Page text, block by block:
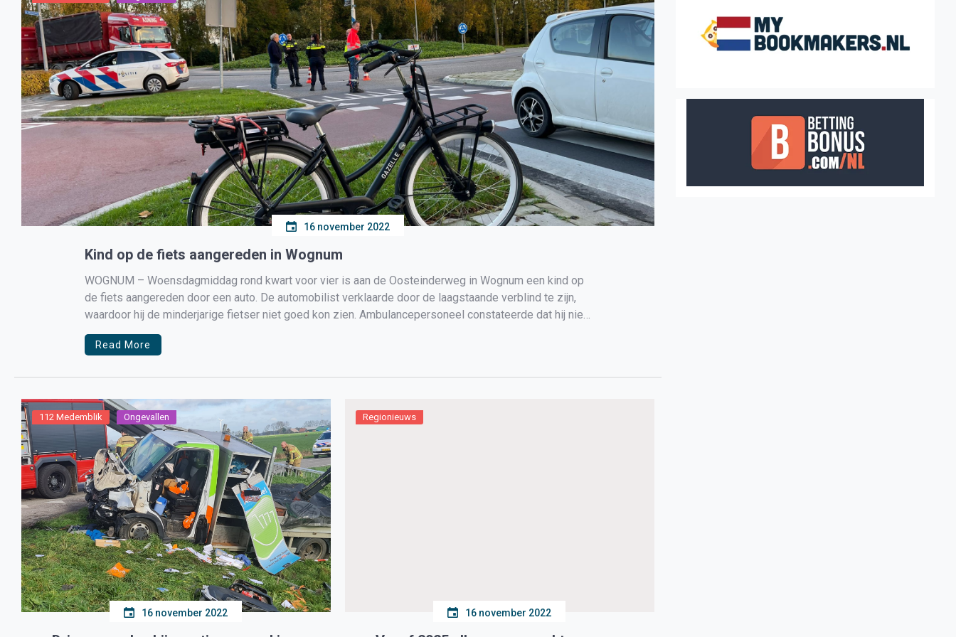
16 november 2022
Kind op de fiets aangereden in Wognum
WOGNUM – Woensdagmiddag rond kwart voor vier is aan de Oosteinderweg in Wognum een kind op
de fiets aangereden door een auto. De automobilist verklaarde door de laagstaande verblind te zijn,
waardoor hij de minderjarige fietser niet goed kon zien. Ambulancepersoneel constateerde dat hij niet
naar het ziekenhuis gebracht hoefde […]
Read More
112 Medemblik Ongevallen
16 november 2022
Regionieuws
16 november 2022